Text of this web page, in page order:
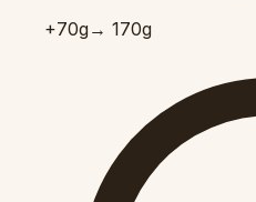
+70g→ 170g